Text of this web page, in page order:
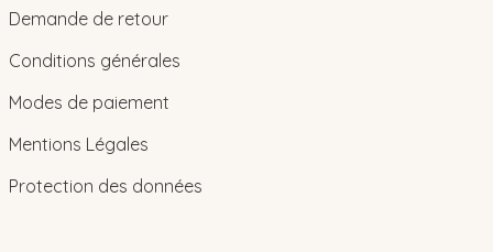
Demande de retour
Conditions générales
Modes de paiement
Mentions Légales
Protection des données